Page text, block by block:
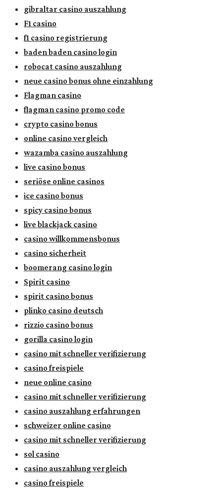
gibraltar casino auszahlung
F1 casino
f1 casino registrierung
baden baden casino login
robocat casino auszahlung
neue casino bonus ohne einzahlung
Flagman casino
flagman casino promo code
crypto casino bonus
online casino vergleich
wazamba casino auszahlung
live casino bonus
seriöse online casinos
ice casino bonus
spicy casino bonus
live blackjack casino
casino willkommensbonus
casino sicherheit
boomerang casino login
Spirit casino
spirit casino bonus
plinko casino deutsch
rizzio casino bonus
gorilla casino login
casino mit schneller verifizierung
casino freispiele
neue online casino
casino mit schneller verifizierung
casino auszahlung erfahrungen
schweizer online casino
casino mit schneller verifizierung
sol casino
casino auszahlung vergleich
casino freispiele